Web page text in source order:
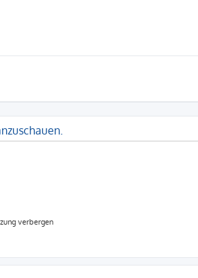
verbergen